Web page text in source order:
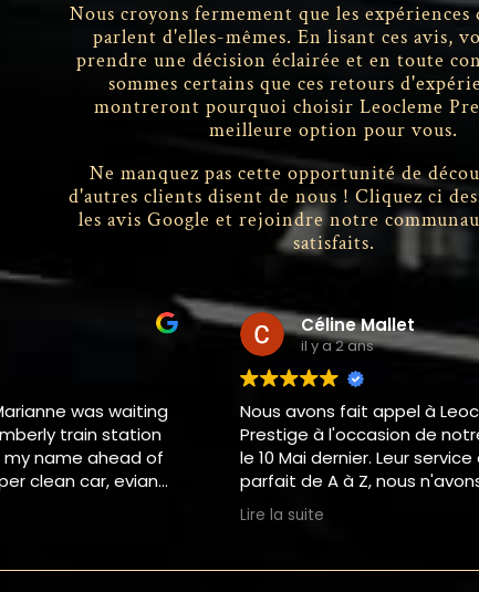
Nous croyons fermement que les expériences
parlent d'elles-mêmes. En lisant ces avis,
prendre une décision éclairée et en toute
sommes certains que ces retours
montreront pourquoi choisir Leocleme
meilleure option pour vous.
Ne manquez pas cette opportunité de
d'autres clients disent de nous ! Cliquez ci
les avis Google et rejoindre notre
satisfaits.
was waiting
station
ahead of
car, evian
ride to
again
Céline Mallet
il y a 2 ans
Nous avons fait appel à Leocleme
Prestige à l'occasion de notre
le 10 Mai dernier. Leur service a été
parfait de A à Z, nous n'avons
absolument rien à redire. Ponctuels,
sérieux, présentation irréprochable. Et
gentillesse incroyable.
Lire la suite